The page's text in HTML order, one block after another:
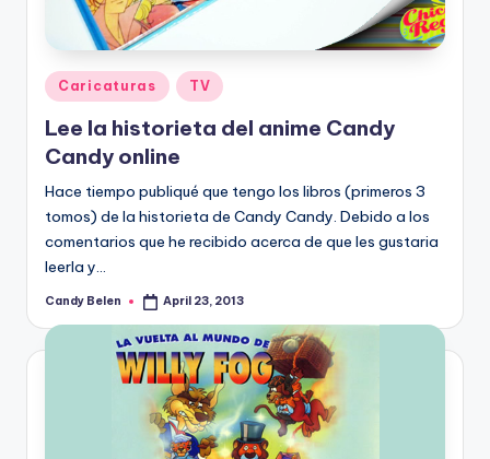
Posted
in
Caricaturas TV
Lee la historieta del anime Candy
Candy online
Hace tiempo publiqué que tengo los libros (primeros 3
tomos) de la historieta de Candy Candy. Debido a los
comentarios que he recibido acerca de que les gustaria
leerla y…
Posted
Candy Belen April 23, 2013